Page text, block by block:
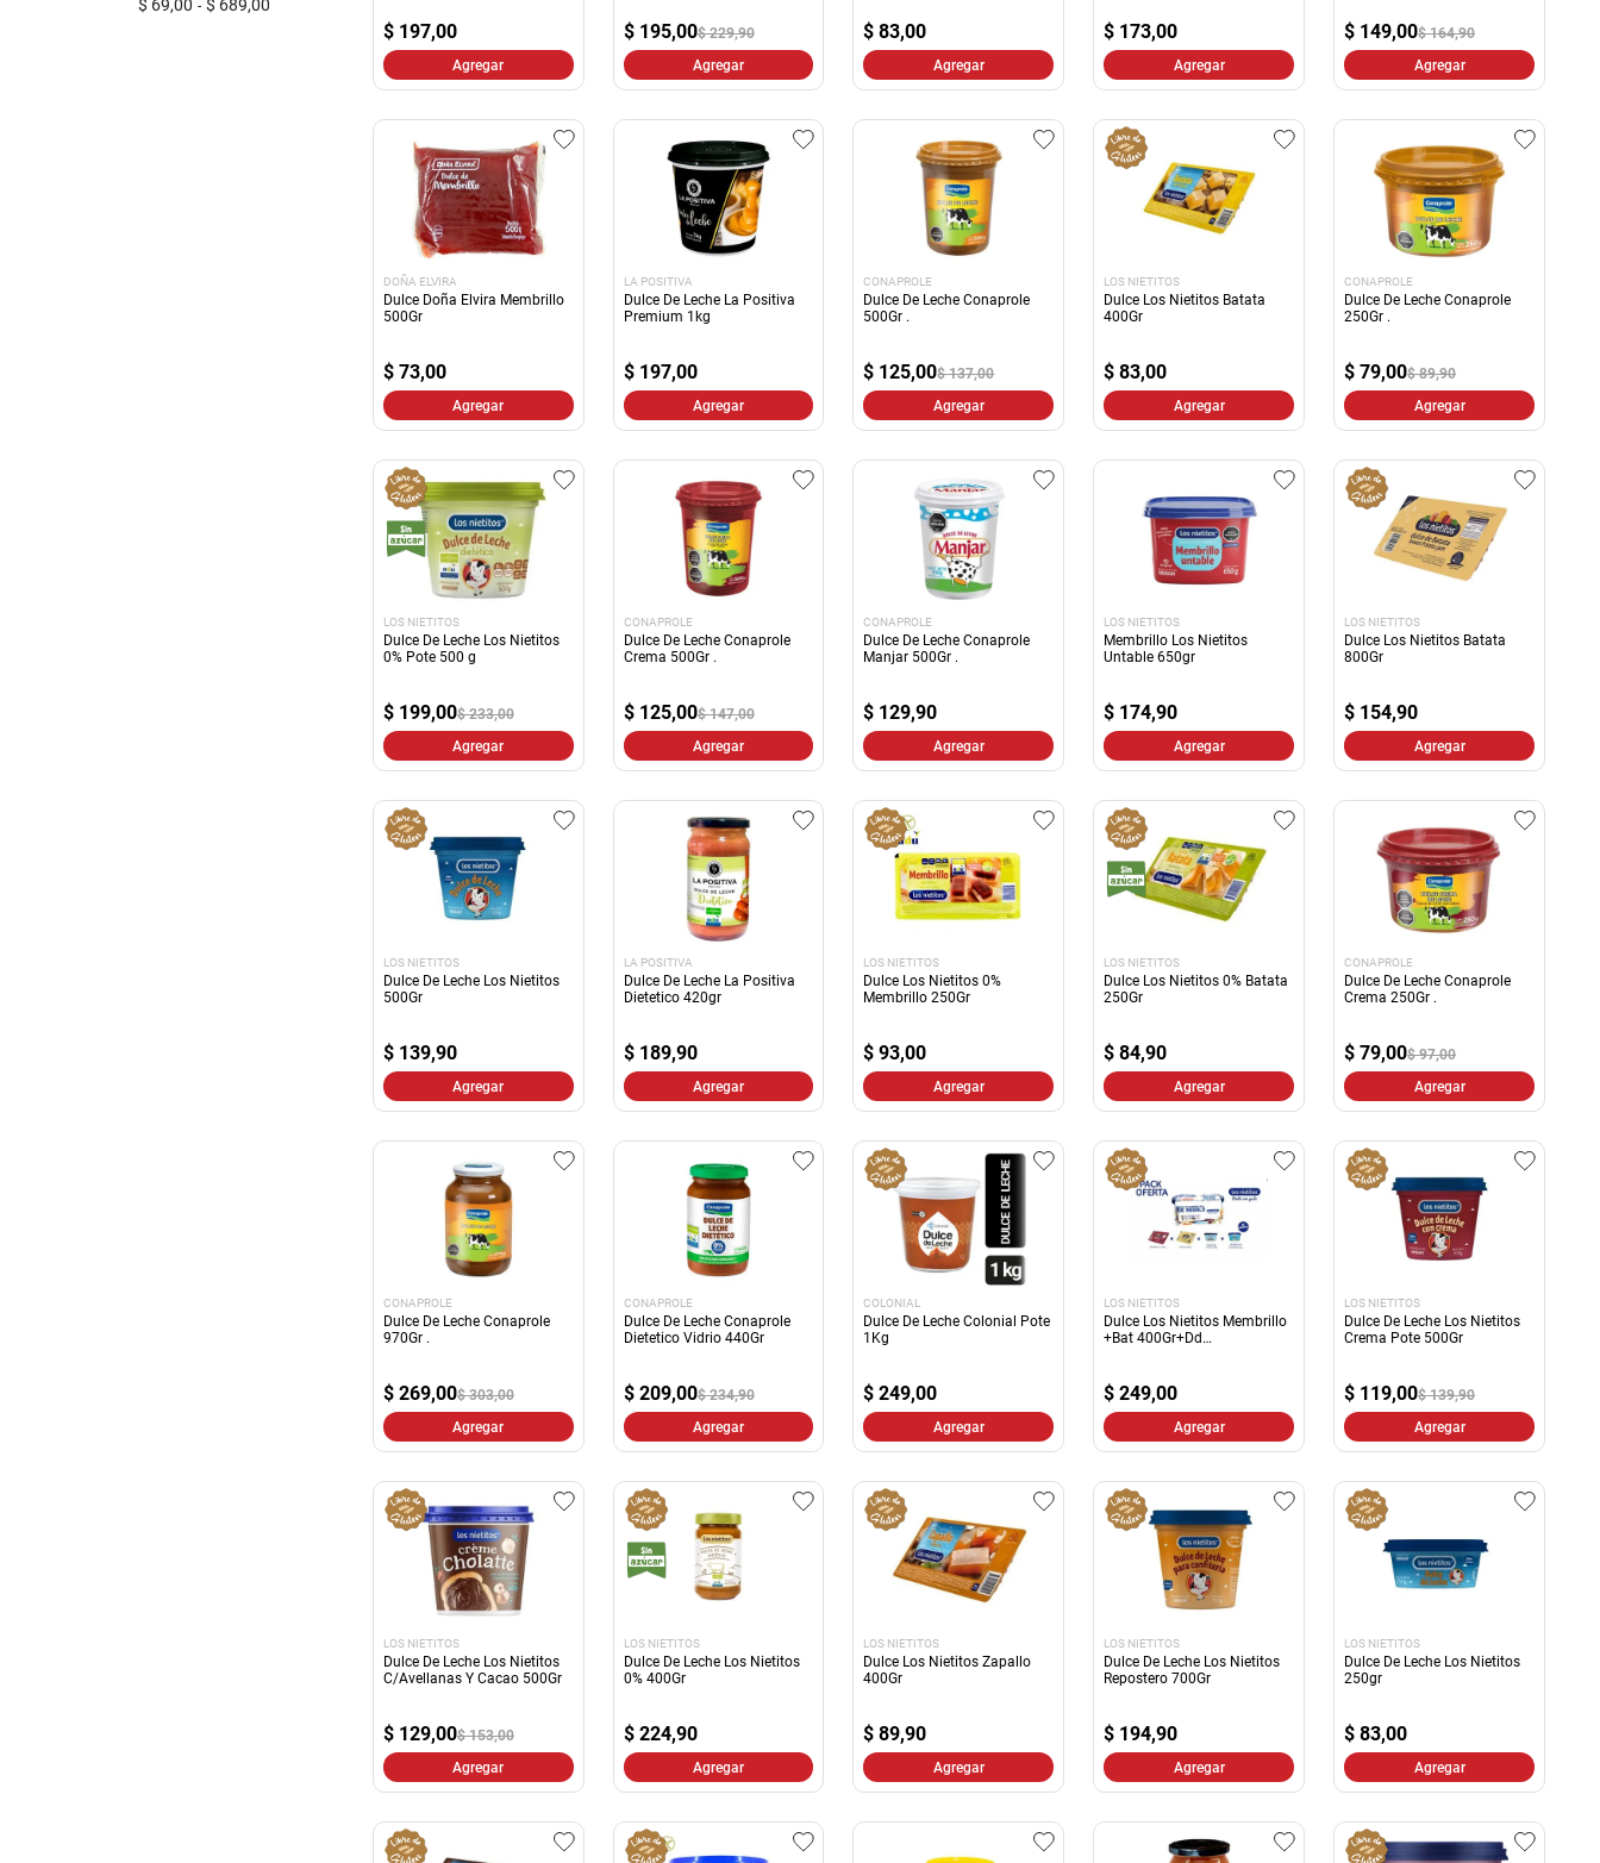
$ 69,00 $ 689,00
$ 197,00
Agregar
$ 195,00$ 229,90
Agregar
$ 83,00
Agregar
$ 173,00
Agregar
$ 149,00$ 164,90
Agregar
DOÑA ELVIRA
Dulce Doña Elvira Membrillo
500Gr
$ 73,00
Agregar
LA POSITIVA
Dulce De Leche La Positiva
Premium 1kg
$ 197,00
Agregar
CONAPROLE
Dulce De Leche Conaprole
500Gr .
$ 125,00$ 137,00
Agregar
LOS NIETITOS
Dulce Los Nietitos Batata
400Gr
$ 83,00
Agregar
CONAPROLE
Dulce De Leche Conaprole
250Gr .
$ 79,00$ 89,90
Agregar
LOS NIETITOS
Dulce De Leche Los Nietitos
0% Pote 500 g
$ 199,00$ 233,00
Agregar
CONAPROLE
Dulce De Leche Conaprole
Crema 500Gr .
$ 125,00$ 147,00
Agregar
CONAPROLE
Dulce De Leche Conaprole
Manjar 500Gr .
$ 129,90
Agregar
LOS NIETITOS
Membrillo Los Nietitos
Untable 650gr
$ 174,90
Agregar
LOS NIETITOS
Dulce Los Nietitos Batata
800Gr
$ 154,90
Agregar
LOS NIETITOS
Dulce De Leche Los Nietitos
500Gr
$ 139,90
Agregar
LA POSITIVA
Dulce De Leche La Positiva
Dietetico 420gr
$ 189,90
Agregar
LOS NIETITOS
Dulce Los Nietitos 0%
Membrillo 250Gr
$ 93,00
Agregar
LOS NIETITOS
Dulce Los Nietitos 0% Batata
250Gr
$ 84,90
Agregar
CONAPROLE
Dulce De Leche Conaprole
Crema 250Gr .
$ 79,00$ 97,00
Agregar
CONAPROLE
Dulce De Leche Conaprole
970Gr .
$ 269,00$ 303,00
Agregar
CONAPROLE
Dulce De Leche Conaprole
Dietetico Vidrio 440Gr
$ 209,00$ 234,90
Agregar
COLONIAL
Dulce De Leche Colonial Pote
1Kg
$ 249,00
Agregar
LOS NIETITOS
Dulce Los Nietitos Membrillo
+Bat 400Gr+Dd
$ 249,00
Agregar
LOS NIETITOS
Dulce De Leche Los Nietitos
Crema Pote 500Gr
$ 119,00$ 139,90
Agregar
LOS NIETITOS
Dulce De Leche Los Nietitos
C/Avellanas Y Cacao 500Gr
$ 129,00$ 153,00
Agregar
LOS NIETITOS
Dulce De Leche Los Nietitos
0% 400Gr
$ 224,90
Agregar
LOS NIETITOS
Dulce Los Nietitos Zapallo
400Gr
$ 89,90
Agregar
LOS NIETITOS
Dulce De Leche Los Nietitos
Repostero 700Gr
$ 194,90
Agregar
LOS NIETITOS
Dulce De Leche Los Nietitos
250gr
$ 83,00
Agregar